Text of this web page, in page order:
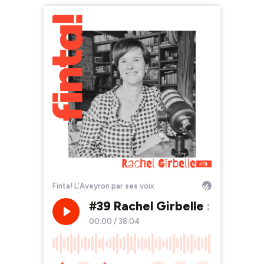
Finta! L'Aveyron par ses voix
#39 Rachel Girbelle :
00:00 / 38:04